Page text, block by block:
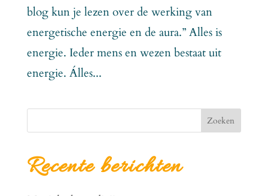
blog kun je lezen over de werking van
energetische energie en de aura.” Alles is
energie. Ieder mens en wezen bestaat uit
energie. Álles...
Zoeken
Recente berichten